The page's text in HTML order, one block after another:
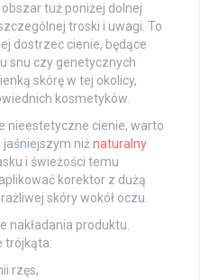
tuż poniżej dolnej
troski i uwagi. To
dostrzec cienie, będące
snu czy genetycznych
skórę w tej okolicy,
kosmetyków.
nieestetyczne cienie, warto
jaśniejszym niż naturalny
i świeżości temu
korektor z dużą
skóry wokół oczu.
nakładania produktu.
trójkąta:
rzęs,